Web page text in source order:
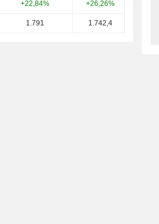
+22,84% +26,26%
1.791 1.742,4